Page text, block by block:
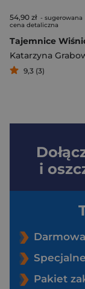
54,90 zł - sugerowana
cena detaliczna
9,3 (3)
i
Pakiet